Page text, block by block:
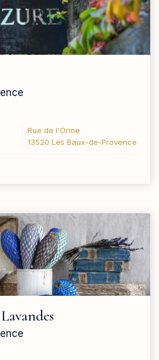
Rue de l'Orme
13520 Les Baux-de-Provence